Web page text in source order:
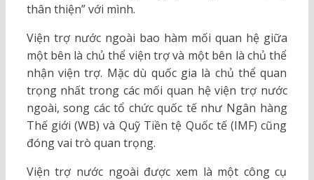
thân thiện” với mình.
Viện trợ nước ngoài bao hàm mối quan hệ giữa
một bên là chủ thể viện trợ và một bên là chủ thể
nhận viện trợ. Mặc dù quốc gia là chủ thể quan
trọng nhất trong các mối quan hệ viện trợ nước
ngoài, song các tổ chức quốc tế như Ngân hàng
Thế giới (WB) và Quỹ Tiền tệ Quốc tế (IMF) cũng
đóng vai trò quan trọng.
Viện trợ nước ngoài được xem là một công cụ